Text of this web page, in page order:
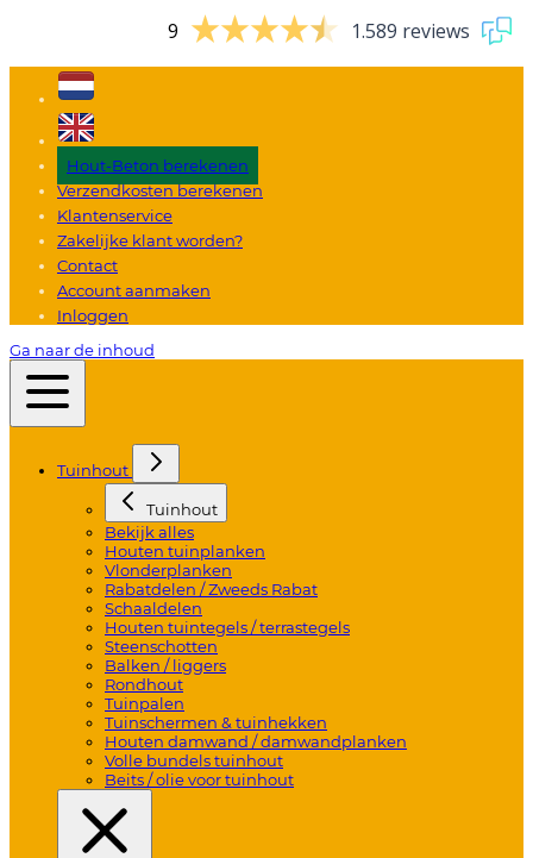
9 1.589 reviews
Hout-Beton berekenen
Verzendkosten berekenen
Klantenservice
Zakelijke klant worden?
Contact
Account aanmaken
Inloggen
Ga naar de inhoud
Tuinhout
Tuinhout
Bekijk alles
Houten tuinplanken
Vlonderplanken
Rabatdelen / Zweeds Rabat
Schaaldelen
Houten tuintegels / terrastegels
Steenschotten
Balken / liggers
Rondhout
Tuinpalen
Tuinschermen & tuinhekken
Houten damwand / damwandplanken
Volle bundels tuinhout
Beits / olie voor tuinhout